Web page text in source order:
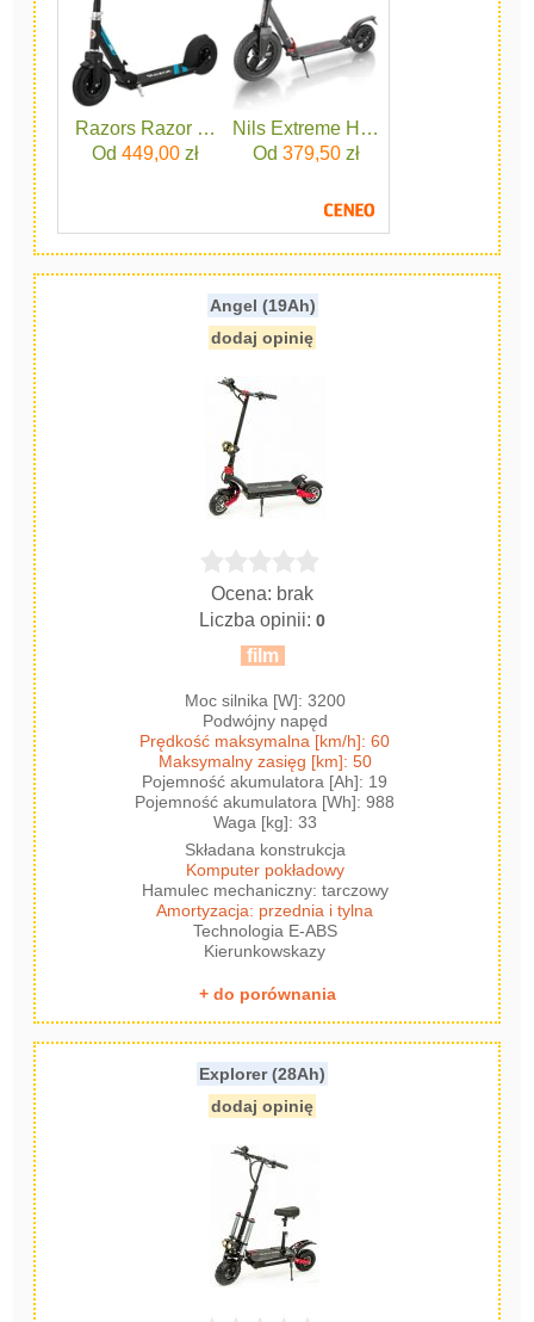
Razors Razor A5 Air Czarny
Od 449,00zł
Nils Extreme HC300 Black
Od 379,50zł
Angel (19Ah)
dodaj opinię
Ocena: brak
Liczba opinii:0
film
Moc silnika [W]: 3200
Podwójny napęd
Prędkość maksymalna [km/h]: 60
Maksymalny zasięg [km]: 50
Pojemność akumulatora [Ah]: 19
Pojemność akumulatora [Wh]: 988
Waga [kg]: 33
Składana konstrukcja
Komputer pokładowy
Hamulec mechaniczny: tarczowy
Amortyzacja: przednia i tylna
Technologia E-ABS
Kierunkowskazy
+ do porównania
Explorer (28Ah)
dodaj opinię